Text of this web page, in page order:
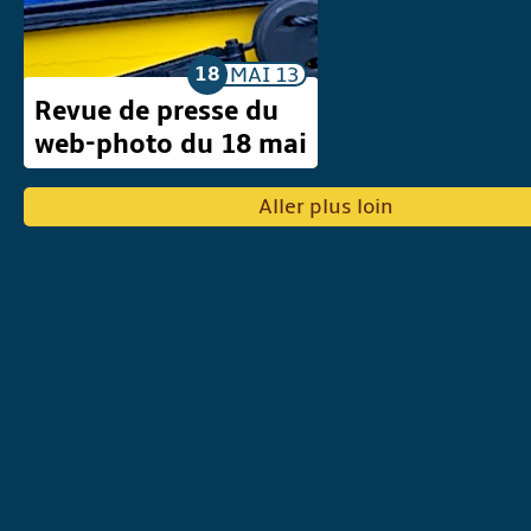
18 MAI 13
Revue de presse du
web-photo du 18 mai
Aller plus loin